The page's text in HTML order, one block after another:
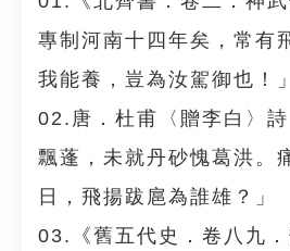
專制河南十四年矣，常有
我能養，豈為汝駕御也！
02.唐．杜甫〈贈李白〉
飄蓬，未就丹砂愧葛洪。
日，飛揚跋扈為誰雄？」
03.《舊五代史．卷八九．